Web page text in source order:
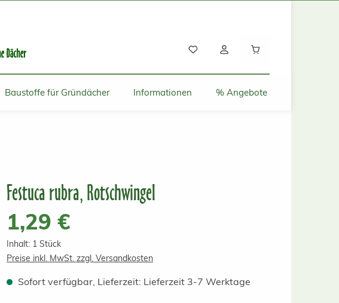
Baustoffe für Gründächer Informationen % Angebote
Festuca rubra, Rotschwingel
Regulärer Preis:
1,29 €
Inhalt: 1 Stück
Preise inkl. MwSt. zzgl. Versandkosten
Sofort verfügbar, Lieferzeit: Lieferzeit 3-7 Werktage